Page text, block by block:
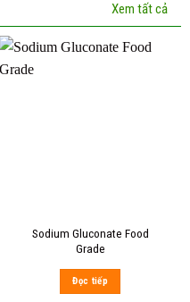
Xem tất cả
Sodium Gluconate Food
Grade
Đọc tiếp